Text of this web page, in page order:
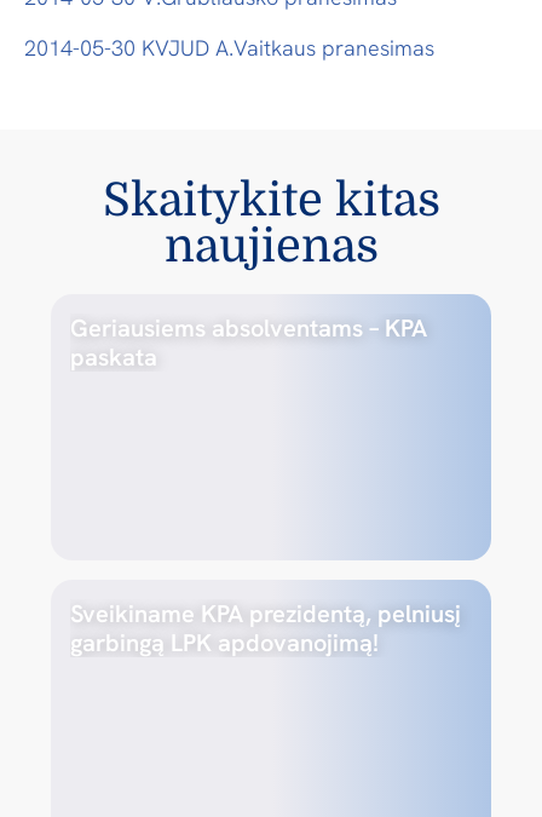
2014-05-30 KVJUD A.Vaitkaus pranesimas
Skaitykite kitas
naujienas
Geriausiems absolventams – KPA
paskata
Sveikiname KPA prezidentą, pelniusį
garbingą LPK apdovanojimą!